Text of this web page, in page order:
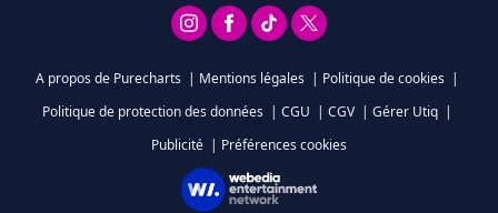
A propos de Purecharts | Mentions légales | Politique de cookies |
Politique de protection des données | CGU | CGV | Gérer Utiq |
Publicité | Préférences cookies